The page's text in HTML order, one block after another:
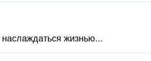
жизнью...